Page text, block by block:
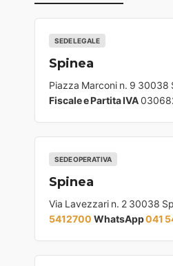
SEDE LEGALE
Spinea
Piazza Marconi n. 9 30038
Fiscale e Partita IVA
SEDE OPERATIVA
Spinea
Via Lavezzari n. 2 30038
5412700 WhatsApp041